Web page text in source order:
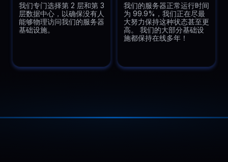
我们专门选择第 2 层和第 3
层数据中心，以确保没有人
能够物理访问我们的服务器
基础设施。
我们的服务器正常运行时间
为 99.9%，我们正在尽最
大努力保持这种状态甚至更
高。 我们的大部分基础设
施都保持在线多年！